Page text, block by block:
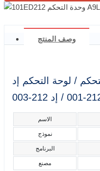
وصف المنتج
/ لوحة التحكم إد
/ إد 212-003
الاسم
نموذج
البرنامج
مصنع